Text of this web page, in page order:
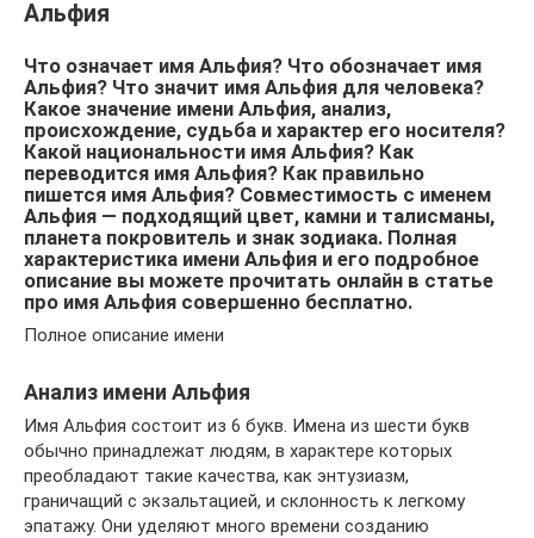
Альфия
Что означает имя Альфия? Что обозначает имя
Альфия? Что значит имя Альфия для человека?
Какое значение имени Альфия, анализ,
происхождение, судьба и характер его носителя?
Какой национальности имя Альфия? Как
переводится имя Альфия? Как правильно
пишется имя Альфия? Совместимость c именем
Альфия — подходящий цвет, камни и талисманы,
планета покровитель и знак зодиака. Полная
характеристика имени Альфия и его подробное
описание вы можете прочитать онлайн в статье
про имя Альфия совершенно бесплатно.
Полное описание имени
Анализ имени Альфия
Имя Альфия состоит из 6 букв. Имена из шести букв
обычно принадлежат людям, в характере которых
преобладают такие качества, как энтузиазм,
граничащий с экзальтацией, и склонность к легкому
эпатажу. Они уделяют много времени созданию